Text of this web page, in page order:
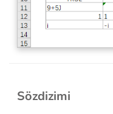
Sözdizimi